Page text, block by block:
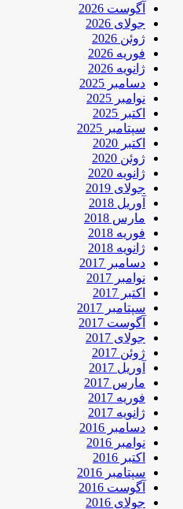
آگوست 2026
جولای 2026
ژوئن 2026
فوریه 2026
ژانویه 2026
دسامبر 2025
نوامبر 2025
اکتبر 2025
سپتامبر 2025
اکتبر 2020
ژوئن 2020
ژانویه 2020
جولای 2019
آوریل 2018
مارس 2018
فوریه 2018
ژانویه 2018
دسامبر 2017
نوامبر 2017
اکتبر 2017
سپتامبر 2017
آگوست 2017
جولای 2017
ژوئن 2017
آوریل 2017
مارس 2017
فوریه 2017
ژانویه 2017
دسامبر 2016
نوامبر 2016
اکتبر 2016
سپتامبر 2016
آگوست 2016
جولای 2016